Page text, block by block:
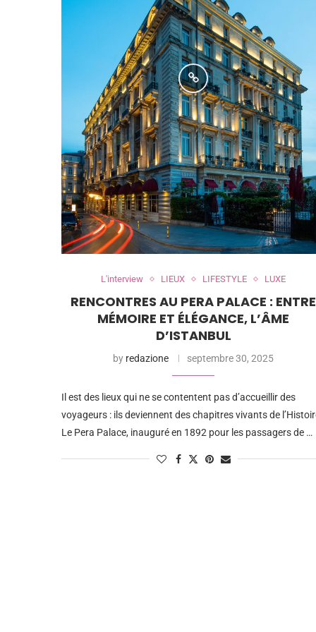
L'interview LIEUX LIFESTYLE LUXE
RENCONTRES AU PERA PALACE : ENTRE
MÉMOIRE ET ÉLÉGANCE, L’ÂME
D’ISTANBUL
by redazione septembre 30, 2025
Il est des lieux qui ne se contentent pas d’accueillir des
voyageurs : ils deviennent des chapitres vivants de
Le Pera Palace, inauguré en 1892 pour les passagers de …